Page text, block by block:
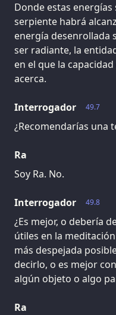
Donde estas
serpiente habrá
energía desenrollada
ser radiante, la
en el que la
acerca.
49.7
Interrogador
¿Recomendarías una
Ra
Soy Ra. No.
49.8
Interrogador
¿Es mejor, o debería
útiles en la
más despejada
decirlo, o es mejor
algún objeto o algo
Ra